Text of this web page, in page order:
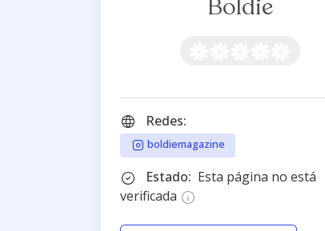
Boldie
Redes:
boldiemagazine
Estado: Esta página no está
verificada